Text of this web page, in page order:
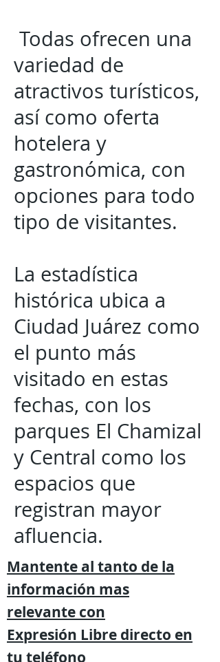
Todas ofrecen una
variedad de
atractivos turísticos,
así como oferta
hotelera y
gastronómica, con
opciones para todo
tipo de visitantes.
La estadística
histórica ubica a
Ciudad Juárez como
el punto más
visitado en estas
fechas, con los
parques El Chamizal
y Central como los
espacios que
registran mayor
afluencia.
Mantente al tanto de la
información mas
relevante con
Expresión Libre directo en
tu teléfono